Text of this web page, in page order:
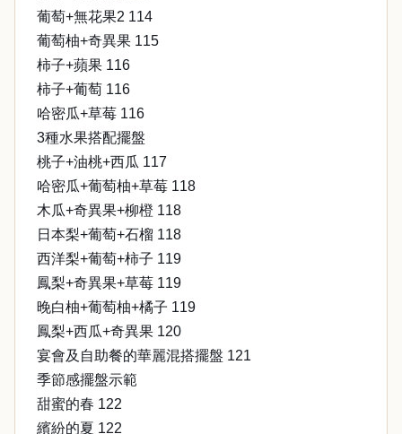
葡萄+無花果2 114
葡萄柚+奇異果 115
柿子+蘋果 116
柿子+葡萄 116
哈密瓜+草莓 116
3種水果搭配擺盤
桃子+油桃+西瓜 117
哈密瓜+葡萄柚+草莓 118
木瓜+奇異果+柳橙 118
日本梨+葡萄+石榴 118
西洋梨+葡萄+柿子 119
鳳梨+奇異果+草莓 119
晚白柚+葡萄柚+橘子 119
鳳梨+西瓜+奇異果 120
宴會及自助餐的華麗混搭擺盤 121
季節感擺盤示範
甜蜜的春 122
繽紛的夏 122